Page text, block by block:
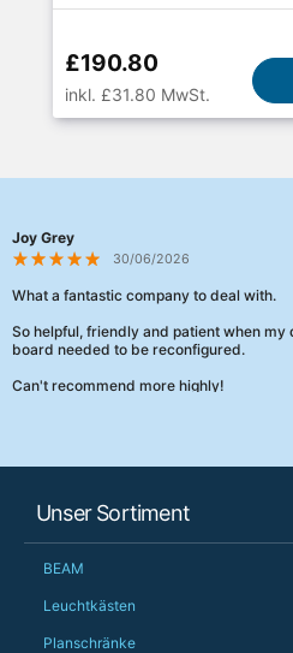
£190.80
inkl. £31.80 MwSt.
Joy Grey
30/06/2026
What a fantastic company to deal with.
So helpful, friendly and patient when my
board needed to be reconfigured.
Can't recommend more highly!
Unser Sortiment
BEAM
Leuchtkästen
Planschränke